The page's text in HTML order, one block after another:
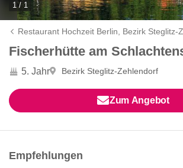
1 / 1
Restaurant Hochzeit Berlin, Bezirk Steglitz-
Fischerhütte am
5. Jahr Bezirk Steglitz-Zehlendorf
Zum Angebot
Empfehlungen